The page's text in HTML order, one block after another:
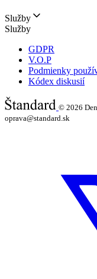
Služby
Služby
GDPR
V.O.P
Podmienky
Kódex diskusií
© 2026
oprava@standard.sk